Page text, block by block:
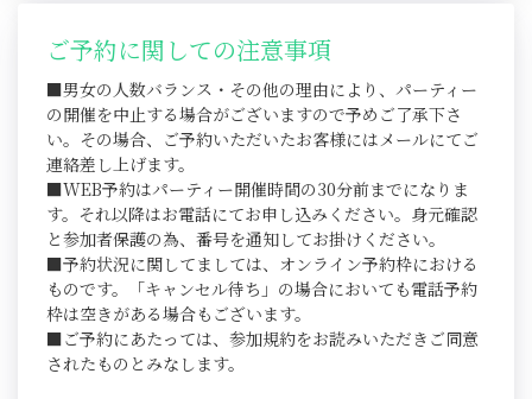
ご予約に関しての注意事項
■男女の人数バランス・その他の理由により、パーティー
の開催を中止する場合がございますので予めご了承下さ
い。その場合、ご予約いただいたお客様にはメールにてご
連絡差し上げます。
■WEB予約はパーティー開催時間の30分前までになりま
す。それ以降はお電話にてお申し込みください。身元確認
と参加者保護の為、番号を通知してお掛けください。
■予約状況に関してましては、オンライン予約枠における
ものです。「キャンセル待ち」の場合においても電話予約
枠は空きがある場合もございます。
■ご予約にあたっては、参加規約をお読みいただきご同意
されたものとみなします。